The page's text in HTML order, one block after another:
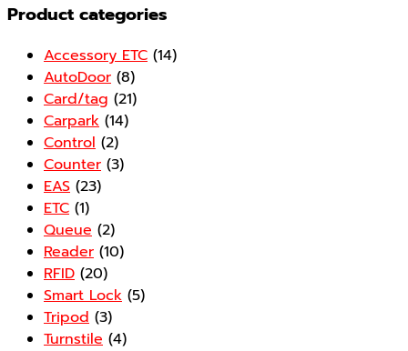
Product categories
Accessory ETC (14)
AutoDoor (8)
Card/tag (21)
Carpark (14)
Control (2)
Counter (3)
EAS (23)
ETC (1)
Queue (2)
Reader (10)
RFID (20)
Smart Lock (5)
Tripod (3)
Turnstile (4)